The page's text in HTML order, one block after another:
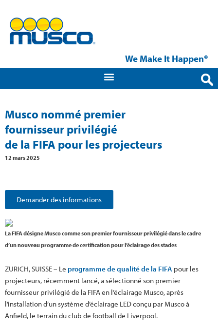
We Make It Happen®
Musco nommé premier
fournisseur privilégié
de la FIFA pour les projecteurs
12 mars 2025
Demander des informations
La FIFA désigne Musco comme son premier fournisseur privilégié dans le cadre
d’un nouveau programme de certification pour l’éclairage des stades
ZURICH, SUISSE – Le programme de qualité de la FIFA pour les
projecteurs, récemment lancé, a sélectionné son premier
fournisseur privilégié de la FIFA en l’éclairage Musco, après
l’installation d’un système d’éclairage LED conçu par Musco à
Anfield, le terrain du club de football de Liverpool.